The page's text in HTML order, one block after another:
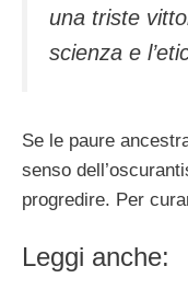
una triste
scienza e
Se le paure
senso
progredire. Per
Leggi anche: